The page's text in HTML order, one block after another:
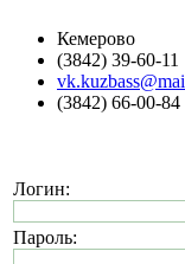
Кемерово
(3842) 39-60-11
(3842) 66-00-
Логин:
Пароль: